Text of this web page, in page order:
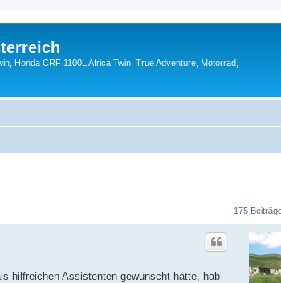
Honda CRF 1100L Africa Twin, True Adventure, Motorrad,
175
hilfreichen Assistenten gewünscht hätte, hab